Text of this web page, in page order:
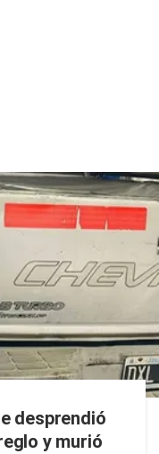
desprendió
y murió